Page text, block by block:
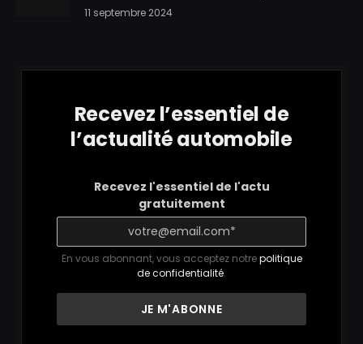
11 septembre 2024
Recevez l’essentiel de
l’actualité automobile
Recevez l'essentiel de l'actu
gratuitement
En vous abonnant, vous acceptez notrepolitique
de confidentialité.